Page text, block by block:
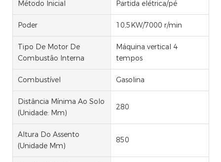
Método Inicial Partida elétrica/pé
Poder 10,5KW/7000 r/min
Tipo De Motor De
Combustão Interna
Máquina vertical 4
tempos
Combustível Gasolina
Distância Mínima Ao Solo
(unidade: Mm)
280
Altura Do Assento
(unidade Mm)
850